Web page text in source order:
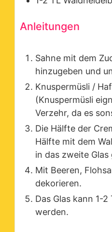
Anleitungen
Sahne mit dem
hinzugeben und
Knuspermüsli /
(Knuspermüsli
Verzehr, da es
Die Hälfte der
Hälfte mit dem
in das zweite Glas
Mit Beeren,
dekorieren.
Das Glas kann 1-
werden.